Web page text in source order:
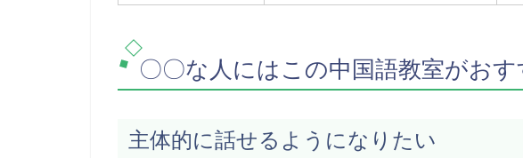
〇〇な人にはこの中国語教室がおす
主体的に話せるようになりたい